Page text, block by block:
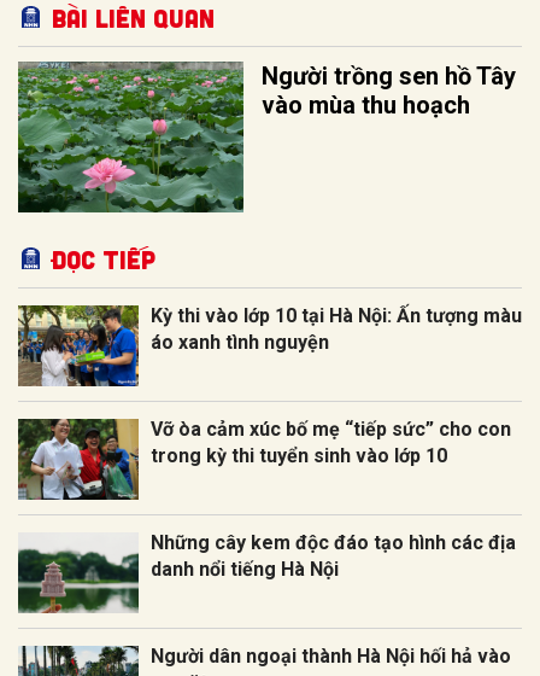
Bài liên quan
Người trồng sen hồ Tây
vào mùa thu hoạch
Đọc tiếp
Kỳ thi vào lớp 10 tại Hà Nội: Ấn tượng màu
áo xanh tình nguyện
Vỡ òa cảm xúc bố mẹ “tiếp sức” cho con
trong kỳ thi tuyển sinh vào lớp 10
Những cây kem độc đáo tạo hình các địa
danh nổi tiếng Hà Nội
Người dân ngoại thành Hà Nội hối hả vào